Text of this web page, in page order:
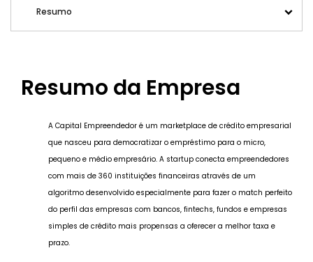
Resumo
Resumo da Empresa
A Capital Empreendedor é um marketplace de crédito empresarial
que nasceu para democratizar o empréstimo para o micro,
pequeno e médio empresário. A startup conecta empreendedores
com mais de 360 instituições financeiras através de um
algoritmo desenvolvido especialmente para fazer o match perfeito
do perfil das empresas com bancos, fintechs, fundos e empresas
simples de crédito mais propensas a oferecer a melhor taxa e
prazo.